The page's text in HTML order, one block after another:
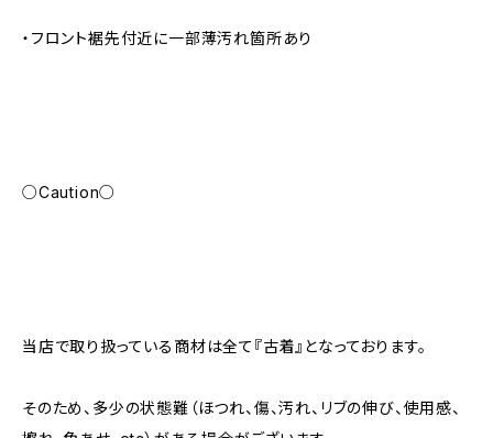
・フロント裾先付近に一部薄汚れ箇所あり
○Caution○
当店で取り扱っている商材は全て『古着』となっております。
そのため、多少の状態難（ほつれ、傷、汚れ、リブの伸び、使用感、